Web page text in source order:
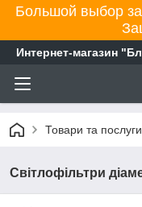
Большой выбор
Интернет-магазин
Товари та послуги
Світлофільтри